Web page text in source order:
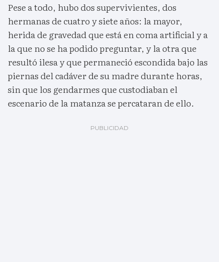
Pese a todo, hubo dos supervivientes, dos
hermanas de cuatro y siete años: la mayor,
herida de gravedad que está en coma artificial y a
la que no se ha podido preguntar, y la otra que
resultó ilesa y que permaneció escondida bajo las
piernas del cadáver de su madre durante horas,
sin que los gendarmes que custodiaban el
escenario de la matanza se percataran de ello.